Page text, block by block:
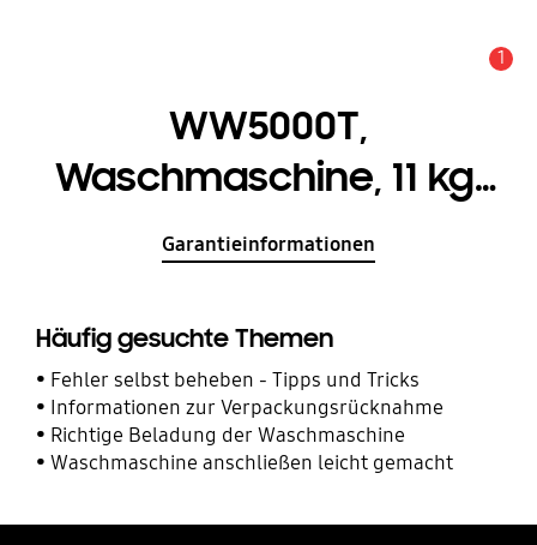
1
WW5000T,
Waschmaschine, 11 kg,
EEK: A mit Ecobubble™
Garantieinformationen
Häufig gesuchte Themen
Fehler selbst beheben - Tipps und Tricks
Informationen zur Verpackungsrücknahme
Richtige Beladung der Waschmaschine
Waschmaschine anschließen leicht gemacht